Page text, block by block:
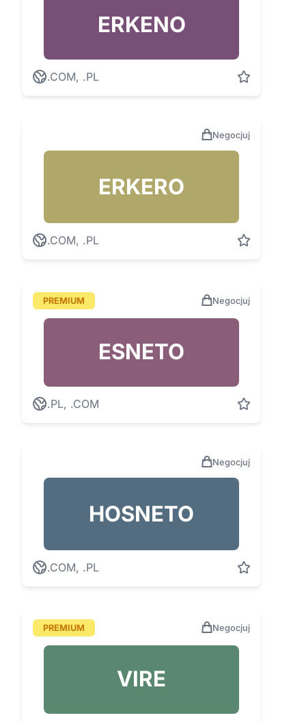
ERKENO
.COM, .PL
Negocjuj
ERKERO
.COM, .PL
PREMIUM Negocjuj
ESNETO
.PL, .COM
Negocjuj
HOSNETO
.COM, .PL
PREMIUM Negocjuj
VIRE